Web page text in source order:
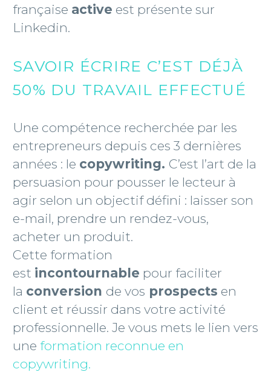
française active est présente sur
Linkedin.
SAVOIR ÉCRIRE C’EST DÉJÀ
50% DU TRAVAIL EFFECTUÉ
Une compétence recherchée par les
entrepreneurs depuis ces 3 dernières
années : le copywriting. C’est l’art de la
persuasion pour pousser le lecteur à
agir selon un objectif défini : laisser son
e-mail, prendre un rendez-vous,
acheter un produit.
Cette formation
est incontournable pour faciliter
la conversion de vos prospects en
client et réussir dans votre activité
professionnelle. Je vous mets le lien vers
une formation reconnue en
copywriting.